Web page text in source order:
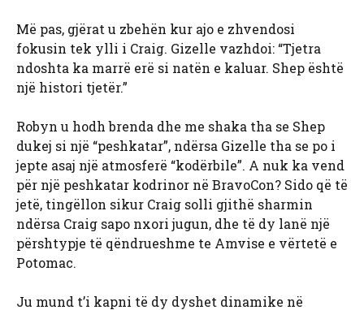
Më pas, gjërat u zbehën kur ajo e zhvendosi
fokusin tek ylli i Craig. Gizelle vazhdoi: “Tjetra
ndoshta ka marrë erë si natën e kaluar. Shep është
një histori tjetër.”
Robyn u hodh brenda dhe me shaka tha se Shep
dukej si një “peshkatar”, ndërsa Gizelle tha se po i
jepte asaj një atmosferë “kodërbile”. A nuk ka vend
për një peshkatar kodrinor në BravoCon? Sido që të
jetë, tingëllon sikur Craig solli gjithë sharmin
ndërsa Craig sapo nxori jugun, dhe të dy lanë një
përshtypje të qëndrueshme te Amvise e vërtetë e
Potomac.
Ju mund t’i kapni të dy dyshet dinamike në